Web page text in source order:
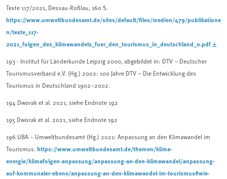
Texte 117/2021, Dessau-Roßlau, 160 S.
https://www.umweltbundesamt.de/sites/default/files/medien/479/publikatione
n/texte_117-
2021_folgen_des_klimawandels_fuer_den_tourismus_in_deutschland_0.pdf
193 - Institut für Länderkunde Leipzig 2000, abgebildet in: DTV – Deutscher
Tourismusverband e.V. (Hg.) 2002: 100 Jahre DTV – Die Entwicklung des
Tourismus in Deutschland 1902–2002.
194 Dworak et al. 2021, siehe Endnote 192
195 Dworak et al. 2021, siehe Endnote 192
196 UBA – Umweltbundesamt (Hg.) 2021: Anpassung an den Klimawandel im
Tourismus. https://www.umweltbundesamt.de/themen/klima-
energie/klimafolgen-anpassung/anpassung-an-den-klimawandel/anpassung-
auf-kommunaler-ebene/anpassung-an-den-klimawandel-im-tourismus#wie-